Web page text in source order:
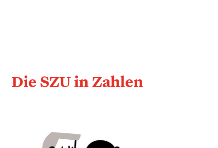
Die SZU in Zahlen